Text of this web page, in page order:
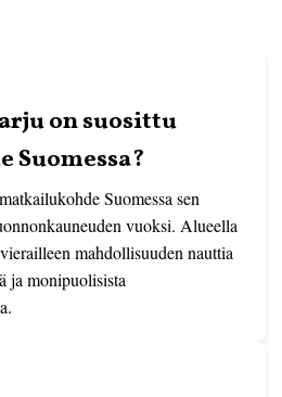
on suosittu
Suomessa?
Suomessa sen
vuoksi. Alueella
mahdollisuuden nauttia
ja monipuolisista